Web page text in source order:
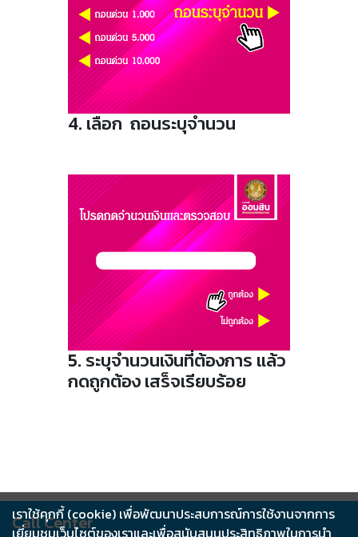
4. เลือก ถอนระบุจำนวน
5. ระบุจำนวนเงินที่ต้องการ แล้ว
กดถูกต้อง เสร็จเรียบร้อย
Call Center
เราใช้คุกกี้ (cookie) เพื่อพัฒนาประสบการณ์การใช้งานจากการ
เยี่ยมชมเว็บไซต์ของเราและเพื่อสนับสนุนประสิทธิภาพในการนำ